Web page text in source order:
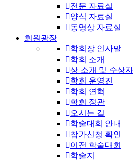
전문 자료실
양식 자료실
동영상 자료실
회원광장
학회장 인사말
학회 소개
상 소개 및 수상자
학회 운영진
학회 연혁
학회 정관
오시는 길
학술대회 안내
참가신청 확인
이전 학술대회
학술지